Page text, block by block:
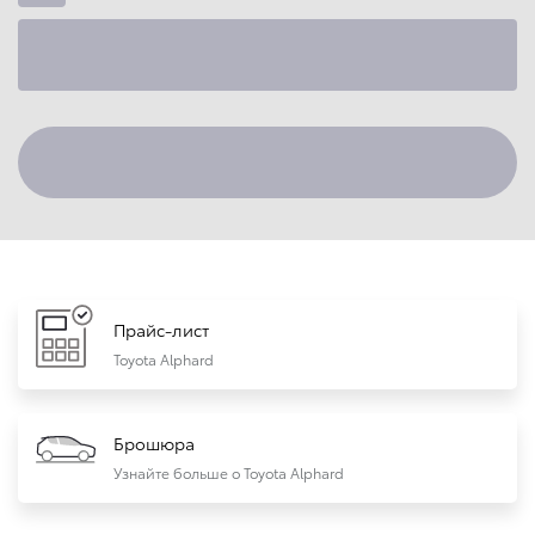
Прайс-лист
Toyota Alphard
Брошюра
Узнайте больше о Toyota Alphard